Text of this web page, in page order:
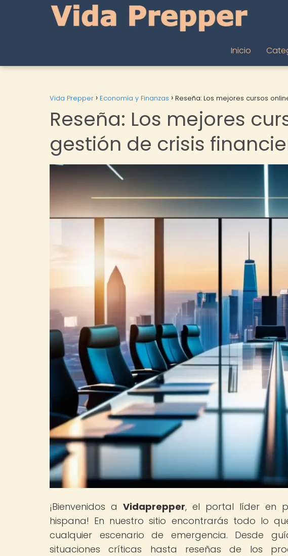
Inicio
Vida Prepper Economía y Finanzas Reseña: Los mejores cursos
Reseña: Los mejores
gestión de crisis
¡Bienvenidos aVidaprepper, el portal líder en
hispana! En nuestro sitio encontrarás todo lo
cualquier escenario de emergencia. Desde
situaciones críticas hasta reseñas de los